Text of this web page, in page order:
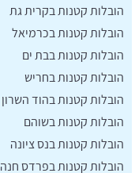
הובלות קטנות בקרית גת
הובלות קטנות בכרמיאל
הובלות קטנות בבת ים
הובלות קטנות בחריש
הובלות קטנות בהוד השרון
הובלות קטנות בשוהם
הובלות קטנות בנס ציונה
הובלות קטנות בפרדס חנה